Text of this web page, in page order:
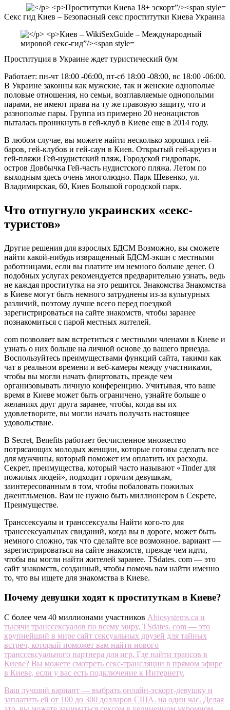
Секс гид Киев – Безопасный секс проститутки Киева Украина
Проституция в Украине ждет туристический бум
Работает: пн-чт 18:00 -06:00, пт-сб 18:00 -08:00, вс 18:00 -06:00.
В Украине законны как мужские, так и женские однополые
половые отношения, но семьи, возглавляемые однополыми
парами, не имеют права на ту же правовую защиту, что и
разнополые пары. Группа из примерно 20 неонацистов
пыталась проникнуть в гей-клуб в Киеве еще в 2014 году.
В любом случае, вы можете найти несколько хороших гей-
баров, гей-клубов и гей-саун в Киев. Открытый гей-круиз и
гей-пляжи Гей-нудистский пляж, Городской гидропарк,
остров Довбычка Гей-часть нудистского пляжа. Летом по
выходным здесь очень многолюдно. Парк Шевенко, ул.
Владимирская, 60, Киев Большой городской парк.
Что отпугнуло украинских «секс-
туристов»
Другие решения для взрослых БДСМ Возможно, вы сможете
найти какой-нибудь извращенный БДСМ-экшн с местными
работницами, если вы платите им немного больше денег. О
подобных услугах рекомендуется предварительно узнать, ведь
не каждая проститутка на это решится. Знакомства Знакомства
в Киеве могут быть немного затруднены из-за культурных
различий, поэтому лучше всего перед поездкой
зарегистрироваться на сайте знакомств, чтобы заранее
познакомиться с парой местных жителей.
com позволяет вам встретиться с местными членами в Киеве и
узнать о них больше на личной основе до вашего приезда.
Воспользуйтесь преимуществами функций сайта, такими как
чат в реальном времени и веб-камеры между участниками,
чтобы вы могли начать флиртовать, прежде чем
организовывать личную конференцию. Учитывая, что ваше
время в Киеве может быть ограничено, узнайте больше о
желаниях друг друга заранее, чтобы, когда вы их
удовлетворите, вы могли начать получать настоящее
удовольствие.
В Secret, Benefits работает бесчисленное множество
потрясающих молодых женщин, которые готовы сделать все
для мужчины, который поможет им оплатить их расходы.
Секрет, преимущества, который часто называют «Tinder для
пожилых людей», подходит горячим девушкам,
заинтересованным в том, чтобы побаловать пожилых
джентльменов. Вам не нужно быть миллионером в Секрете,
Преимуществе.
Транссексуалы и транссексуалы Найти кого-то для
транссексуальных свиданий, когда вы в дороге, может быть
немного сложно, так что сделайте все возможное. вариант —
зарегистрироваться на сайте знакомств, прежде чем идти,
чтобы вы могли найти жителей заранее. TSdates. com — это
сайт знакомств, созданный, чтобы помочь вам найти именно
то, что вы ищете для знакомства в Киеве.
Почему девушки ходят к проституткам в Киеве?
С более чем 40 миллионами участников Abiosystems.ca и
тысячи транссексуалов по всему миру, TSdates. com — это
крупнейший в мире сайт сексуальных друзей для тайных
встреч, который поможет вам найти нового
транссексуального партнера для игр. Где найти трансов в
Киеве? Вы можете смотреть секс-трансляции в прямом эфире
в Киеве, если у вас есть подключение к Интернету.
Ваш лучший вариант — выбрать онлайн-эскорт-девушку и
заплатить ей от 100 до 300 долларов США. на один час. Делая